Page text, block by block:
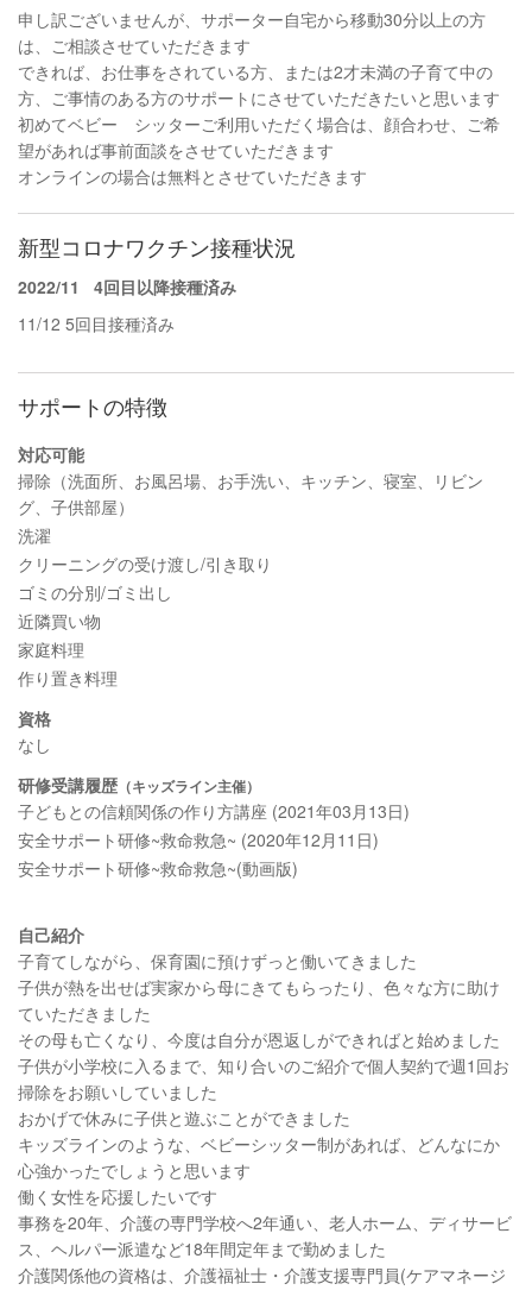
申し訳ございませんが、サポーター自宅から移動30分以上の方
は、ご相談させていただきます
できれば、お仕事をされている方、または2才未満の子育て中の
方、ご事情のある方のサポートにさせていただきたいと思います
初めてベビー シッターご利用いただく場合は、顔合わせ、ご希
望があれば事前面談をさせていただきます
オンラインの場合は無料とさせていただきます
新型コロナワクチン接種状況
2022/11
4回目以降接種済み
11/12 5回目接種済み
サポートの特徴
対応可能
掃除（洗面所、お風呂場、お手洗い、キッチン、寝室、リビン
グ、子供部屋）
洗濯
クリーニングの受け渡し/引き取り
ゴミの分別/ゴミ出し
近隣買い物
家庭料理
作り置き料理
資格
なし
研修受講履歴 （キッズライン主催）
子どもとの信頼関係の作り方講座 (2021年03月13日)
安全サポート研修~救命救急~ (2020年12月11日)
安全サポート研修~救命救急~(動画版)
自己紹介
子育てしながら、保育園に預けずっと働いてきました
子供が熱を出せば実家から母にきてもらったり、色々な方に助け
ていただきました
その母も亡くなり、今度は自分が恩返しができればと始めました
子供が小学校に入るまで、知り合いのご紹介で個人契約で週1回お
掃除をお願いしていました
おかげで休みに子供と遊ぶことができました
キッズラインのような、ベビーシッター制があれば、どんなにか
心強かったでしょうと思います
働く女性を応援したいです
事務を20年、介護の専門学校へ2年通い、老人ホーム、ディサービ
ス、ヘルパー派遣など18年間定年まで勤めました
介護関係他の資格は、介護福祉士・介護支援専門員(ケアマネージ